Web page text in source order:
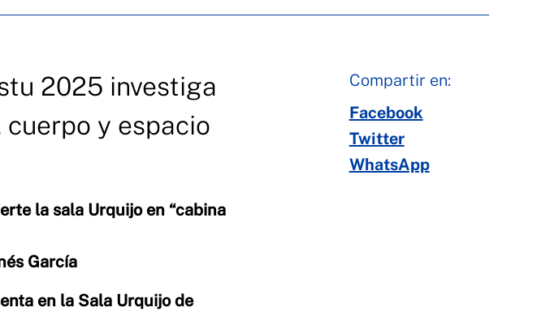
2025 investiga
y espacio
la sala Urquijo en “cabina
García
en la Sala Urquijo de
Compartir en:
Facebook
Twitter
WhatsApp